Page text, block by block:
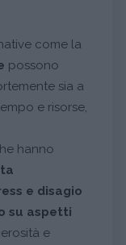
come la
possono
sia a
e risorse,
hanno
e disagio
su aspetti
e